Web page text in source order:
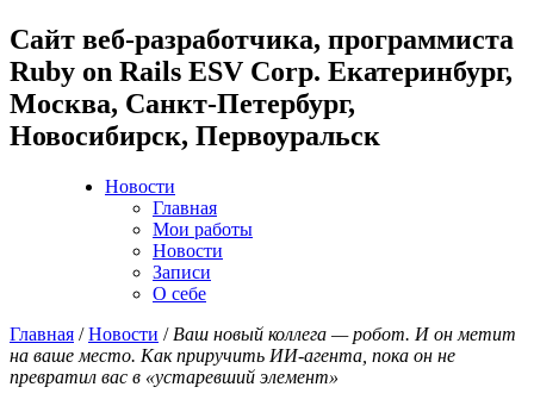
Cайт веб-разработчика, программиста
Ruby on Rails ESV Corp. Екатеринбург,
Москва, Санкт-Петербург,
Новосибирск, Первоуральск
Новости
Главная
Мои работы
Новости
Записи
О себе
Главная /Новости / Ваш новый коллега — робот. И он метит
на ваше место. Как приручить ИИ-агента, пока он не
превратил вас в «устаревший элемент»